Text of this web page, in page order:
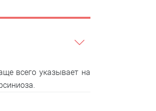
всего указывает на